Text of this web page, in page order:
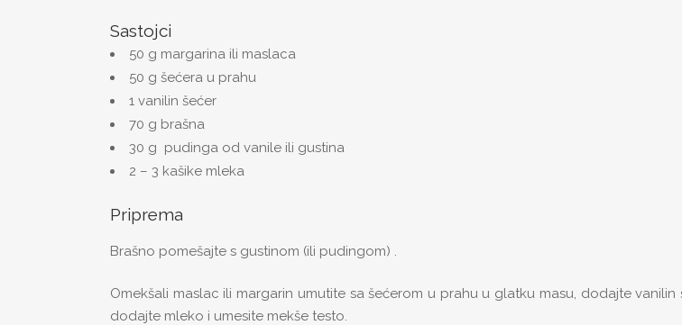
Sastojci
50 g margarina ili maslaca
50 g šećera u prahu
1 vanilin šećer
70 g brašna
30 g pudinga od vanile ili gustina
2 – 3 kašike mleka
Priprema
Brašno pomešajte s gustinom (ili pudingom) .
Omekšali maslac ili margarin umutite sa šećerom u prahu u glatku masu, dodajte
dodajte mleko i umesite mekše testo.